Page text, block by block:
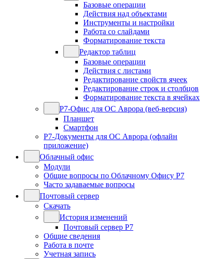
Базовые операции
Действия над объектами
Инструменты и настройки
Работа со слайдами
Форматирование текста
Редактор таблиц
Базовые операции
Действия с листами
Редактирование свойств ячеек
Редактирование строк и столбцов
Форматирование текста в ячейках
Р7-Офис для ОС Аврора (веб-версия)
Планшет
Смартфон
Р7-Документы для ОС Аврора (офлайн
приложение)
Облачный офис
Модули
Общие вопросы по Облачному Офису Р7
Часто задаваемые вопросы
Почтовый сервер
Скачать
История изменений
Почтовый сервер Р7
Общие сведения
Работа в почте
Учетная запись